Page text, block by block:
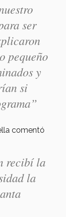
ser
pequeño
y
si
comentó
recibí la
la